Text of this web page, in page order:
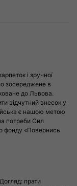
і зручної
зосереджене в
до Львова.
відчутний внесок у
є нашою метою
потреби Сил
фонду «Повернись
прати